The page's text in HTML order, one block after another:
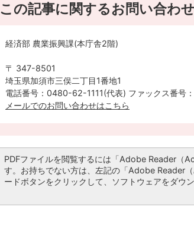
この記事に関するお問い合わ
経済部 農業振興課(本庁舎2階)
〒 347-8501
埼玉県加須市三俣二丁目1番地1
電話番号：0480-62-1111(代表) ファックス番
メールでのお問い合わせはこちら
PDFファイルを閲覧するには「Adobe Reader（
す。お持ちでない方は、左記の「Adobe Reader
ードボタンをクリックして、ソフトウェアをダウ